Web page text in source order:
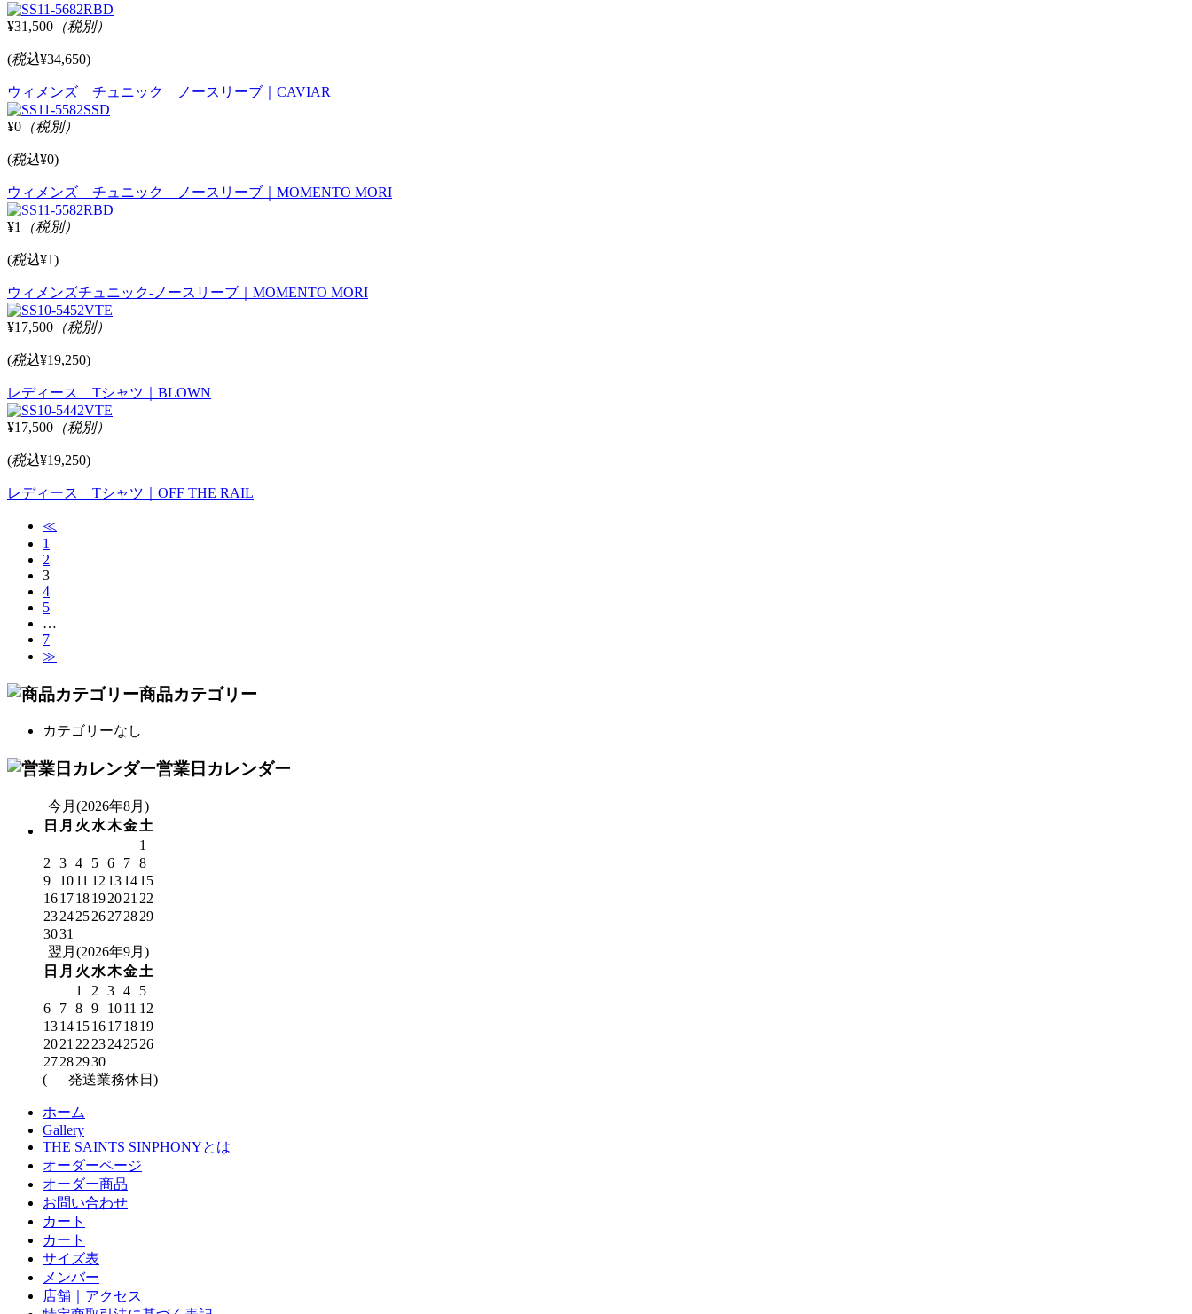
¥31,500 （税別）
(税込¥34,650)
ウィメンズ チュニック ノースリーブ｜CAVIAR
¥0 （税別）
(税込¥0)
ウィメンズ チュニック ノースリーブ｜MOMENTO MORI
¥1 （税別）
(税込¥1)
ウィメンズチュニック-ノースリーブ｜MOMENTO MORI
¥17,500 （税別）
(税込¥19,250)
レディース Tシャツ｜BLOWN
¥17,500 （税別）
(税込¥19,250)
レディース Tシャツ｜OFF THE RAIL
≪
1
2
3
4
5
…
7
≫
商品カテゴリー
カテゴリーなし
営業日カレンダー
今月(2026年8月)
日 月 火 水木金土
1
2
3 4 5 6 7 8
9
1011 12 131415
161718192021 22
23242526272829
3031
翌月(2026年9月)
日 月 火 水木金土
1
2 3 4
5
6
7 8 9 1011 12
13141516171819
2021 22 23242526
27282930
(
発送業務休日)
ホーム
Gallery
THE SAINTS SINPHONYとは
オーダーページ
オーダー商品
お問い合わせ
カート
カート
サイズ表
メンバー
店舗｜アクセス